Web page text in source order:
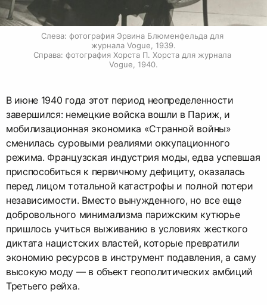
Слева: фотография Эрвина Блюменфельда для
журнала Vogue, 1939.
Справа: фотография Хорста П. Хорста для журнала
Vogue, 1940.
В июне 1940 года этот период неопределенности
завершился: немецкие войска вошли в Париж, и
мобилизационная экономика «Странной войны»
сменилась суровыми реалиями оккупационного
режима. Французская индустрия моды, едва успевшая
приспособиться к первичному дефициту, оказалась
перед лицом тотальной катастрофы и полной потери
независимости. Вместо вынужденного, но все еще
добровольного минимализма парижским кутюрье
пришлось учиться выживанию в условиях жесткого
диктата нацистских властей, которые превратили
экономию ресурсов в инструмент подавления, а саму
высокую моду — в объект геополитических амбиций
Третьего рейха.